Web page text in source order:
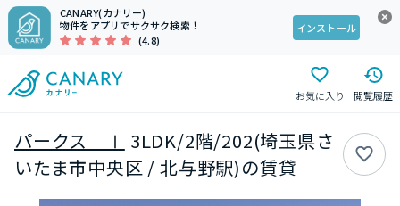
CANARY(カナリー)
物件をアプリでサクサク検索！
(4.8)
インストール
お気に入り 閲覧履歴
パークス Ⅰ 3LDK/2階/202(埼玉県さ
いたま市中央区 / 北与野駅)の賃貸